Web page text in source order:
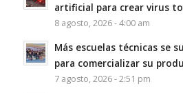
artificial para crear virus
8 agosto, 2026 - 4:00 am
Más escuelas técnicas se
para comercializar su
7 agosto, 2026 - 2:51 pm